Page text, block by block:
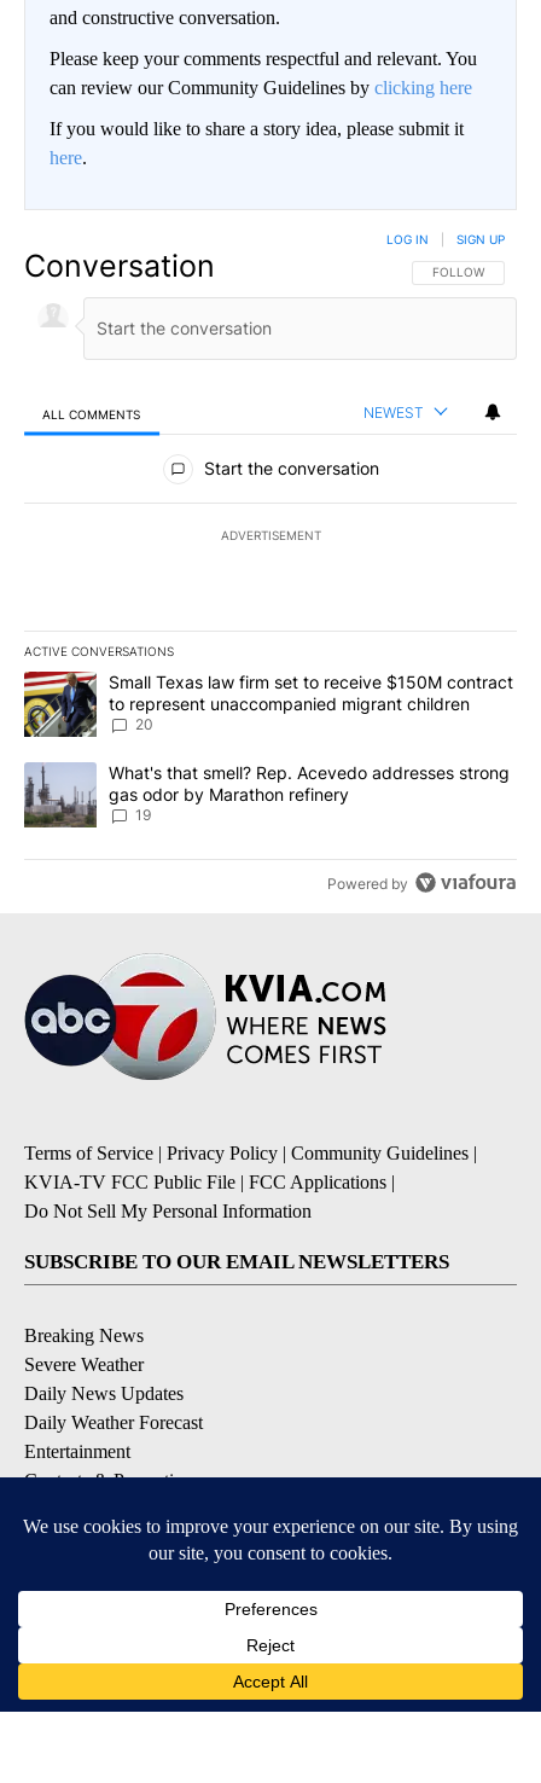
and constructive conversation.
Please keep your comments respectful and relevant. You
can review our Community Guidelines by clicking here
If you would like to share a story idea, please submit it
here.
Conversation FOLLOW THIS
FOLLOW
LOG IN SIGN UP
ALL COMMENTS NEWEST
All Comments
Start the conversation
ADVERTISEMENT
ACTIVE CONVERSATIONS
The following is a list of the most commented articles in the last
A trending article titled "Small Texas law firm set to receive
Small Texas law firm set to receive $150M contract
to represent unaccompanied migrant children
20
A trending article titled "What's that smell? Rep. Acevedo
What's that smell? Rep. Acevedo addresses strong
gas odor by Marathon refinery
19
Powered by
Terms of Service | Privacy Policy | Community Guidelines |
KVIA-TV FCC Public File | FCC Applications |
Do Not Sell My Personal Information
SUBSCRIBE TO OUR EMAIL NEWSLETTERS
Breaking News
Severe Weather
Daily News Updates
Daily Weather Forecast
Entertainment
Contests & Promotions
DOWNLOAD OUR APPS
Available for iOS and Android